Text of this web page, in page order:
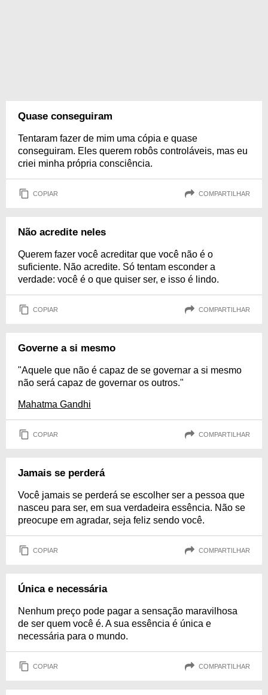
Quase conseguiram
Tentaram fazer de mim uma cópia e quase
conseguiram. Eles querem robôs controláveis, mas eu
criei minha própria consciência.
COPIAR COMPARTILHAR
Não acredite neles
Querem fazer você acreditar que você não é o
suficiente. Não acredite. Só tentam esconder a
verdade: você é o que quiser ser, e isso é lindo.
COPIAR COMPARTILHAR
Governe a si mesmo
"Aquele que não é capaz de se governar a si mesmo
não será capaz de governar os outros."
Mahatma Gandhi
COPIAR COMPARTILHAR
Jamais se perderá
Você jamais se perderá se escolher ser a pessoa que
nasceu para ser, em sua verdadeira essência. Não se
preocupe em agradar, seja feliz sendo você.
COPIAR COMPARTILHAR
Única e necessária
Nenhum preço pode pagar a sensação maravilhosa
de ser quem você é. A sua essência é única e
necessária para o mundo.
COPIAR COMPARTILHAR